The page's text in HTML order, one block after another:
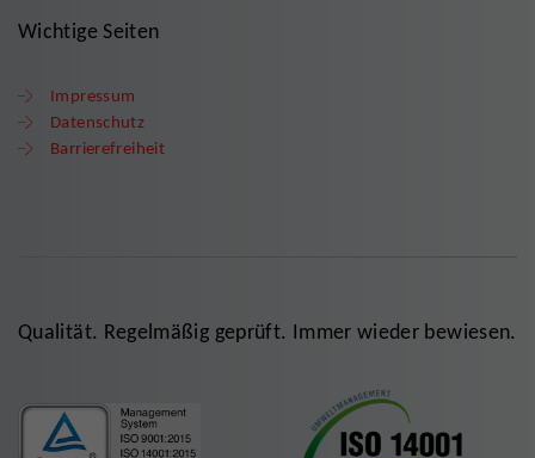
Wichtige Seiten
Impressum
Datenschutz
Barrierefreiheit
Qualität. Regelmäßig geprüft. Immer wieder bewiesen.